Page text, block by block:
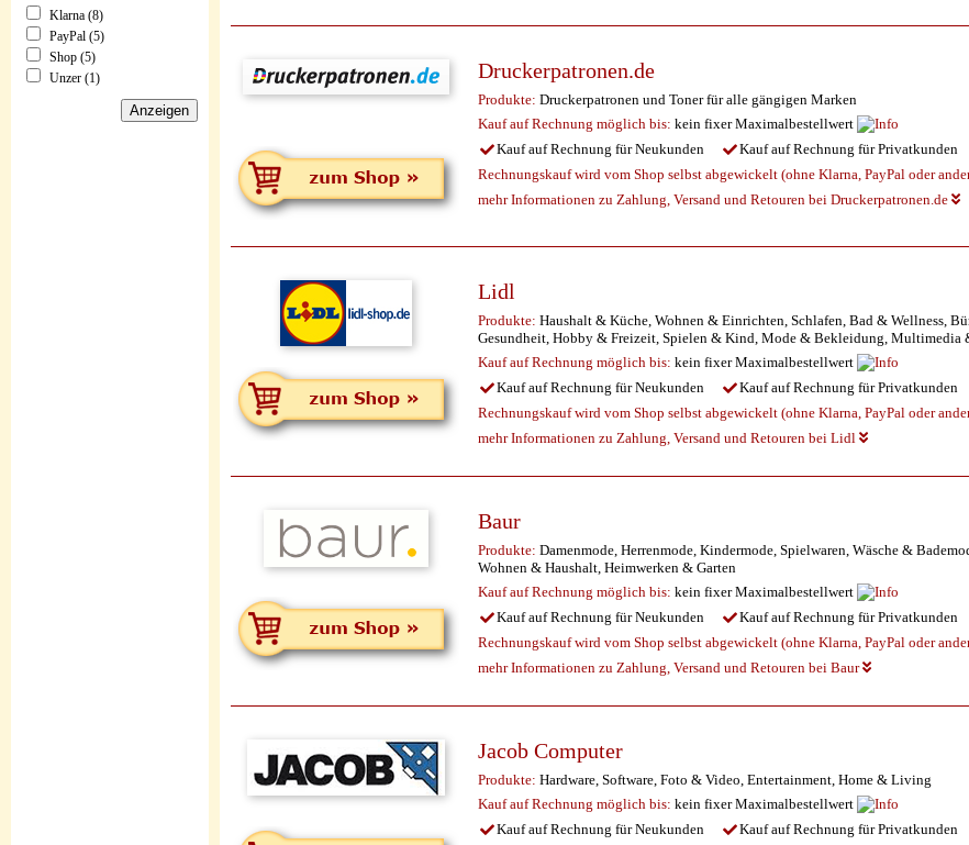
Klarna (8)
PayPal (5)
Shop (5)
Unzer (1)
Druckerpatronen.de
Produkte: Druckerpatronen und Toner für alle gängigen Marken
Kauf auf Rechnung möglich bis: kein fixer Maximalbestellwert
Kauf auf Rechnung für Neukunden
Kauf auf Rechnung für Privatkunden
Rechnungskauf wird vom Shop selbst abgewickelt (ohne Klarna, PayPal oder
mehr Informationen zu Zahlung, Versand und Retouren bei Druckerpatronen.de
Lidl
Produkte: Haushalt & Küche, Wohnen & Einrichten, Schlafen, Bad & Wellness,
Gesundheit, Hobby & Freizeit, Spielen & Kind, Mode & Bekleidung, Multimedia
Kauf auf Rechnung möglich bis: kein fixer Maximalbestellwert
Kauf auf Rechnung für Neukunden
Kauf auf Rechnung für Privatkunden
Rechnungskauf wird vom Shop selbst abgewickelt (ohne Klarna, PayPal oder
mehr Informationen zu Zahlung, Versand und Retouren bei Lidl
Baur
Produkte: Damenmode, Herrenmode, Kindermode, Spielwaren, Wäsche &
Wohnen & Haushalt, Heimwerken & Garten
Kauf auf Rechnung möglich bis: kein fixer Maximalbestellwert
Kauf auf Rechnung für Neukunden
Kauf auf Rechnung für Privatkunden
Rechnungskauf wird vom Shop selbst abgewickelt (ohne Klarna, PayPal oder
mehr Informationen zu Zahlung, Versand und Retouren bei Baur
Jacob Computer
Produkte: Hardware, Software, Foto & Video, Entertainment, Home & Living
Kauf auf Rechnung möglich bis: kein fixer Maximalbestellwert
Kauf auf Rechnung für Neukunden
Kauf auf Rechnung für Privatkunden